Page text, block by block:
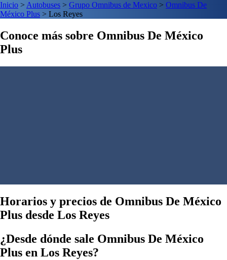
Inicio > Autobuses > Grupo Omnibus de Mexico > Omnibus De
México Plus > Los Reyes
Conoce más sobre Omnibus De México
Plus
Horarios y precios de Omnibus De México
Plus desde Los Reyes
¿Desde dónde sale Omnibus De México
Plus en Los Reyes?